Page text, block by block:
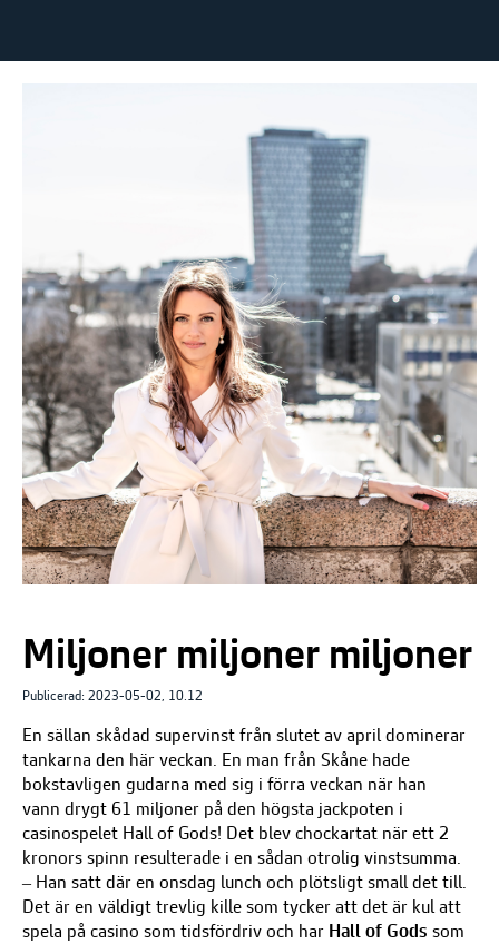
Miljoner miljoner miljoner
Publicerad: 2023-05-02, 10.12
En sällan skådad supervinst från slutet av april dominerar
tankarna den här veckan. En man från Skåne hade
bokstavligen gudarna med sig i förra veckan när han
vann drygt 61 miljoner på den högsta jackpoten i
casinospelet Hall of Gods! Det blev chockartat när ett 2
kronors spinn resulterade i en sådan otrolig vinstsumma.
– Han satt där en onsdag lunch och plötsligt small det till.
Det är en väldigt trevlig kille som tycker att det är kul att
spela på casino som tidsfördriv och har Hall of Gods som